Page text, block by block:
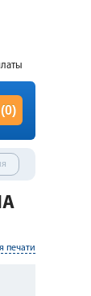
(0)
печати